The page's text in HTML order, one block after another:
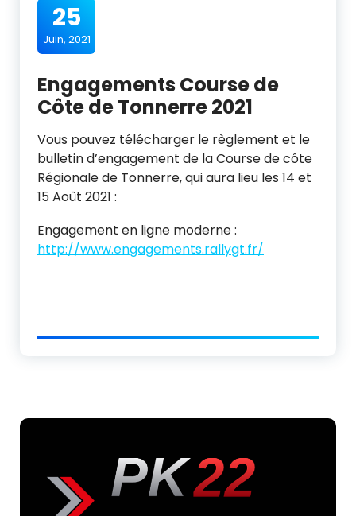
25
Juin, 2021
Engagements Course de
Côte de Tonnerre 2021
Vous pouvez télécharger le règlement et le
bulletin d’engagement de la Course de côte
Régionale de Tonnerre, qui aura lieu les 14 et
15 Août 2021 :
Engagement en ligne moderne :
http://www.engagements.rallygt.fr/